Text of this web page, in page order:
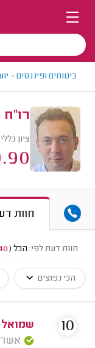
ביטוחים ופיננסים>
ציון כללי
חוות
חוות דעת לפי: הכל (
הכי נפוצים
שמואל
אשרור: 04/
10